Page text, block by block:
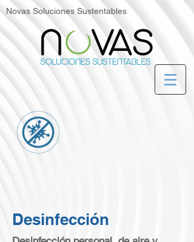
Novas Soluciones Sustentables
Desinfección